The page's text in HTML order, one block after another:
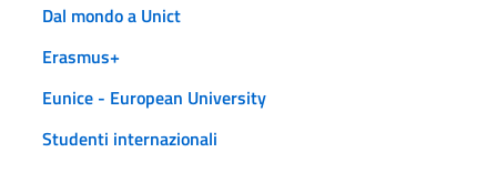
Dal mondo a Unict
Erasmus+
Eunice - European University
Studenti internazionali